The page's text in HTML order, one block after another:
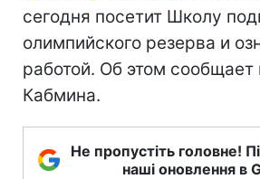
сегодня посетит Школу
олимпийского резерва и
работой. Об этом
Кабмина.
Не пропустіть головне!
наші оновлення в